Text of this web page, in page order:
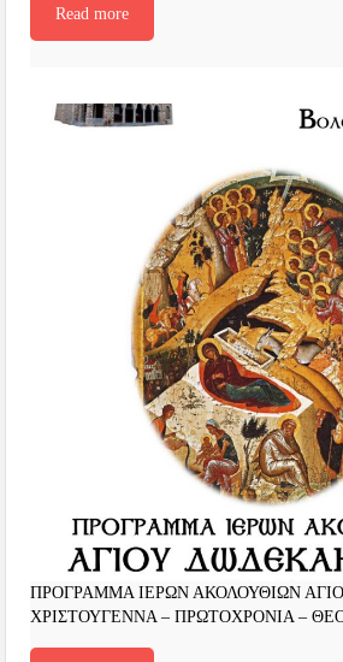
Read more
ΠΡΟΓΡΑΜΜΑ ΙΕΡΩΝ ΑΚΟΛΟΥΘΙΩΝ
ΧΡΙΣΤΟΥΓΕΝΝΑ – ΠΡΩΤΟΧΡΟΝΙΑ –